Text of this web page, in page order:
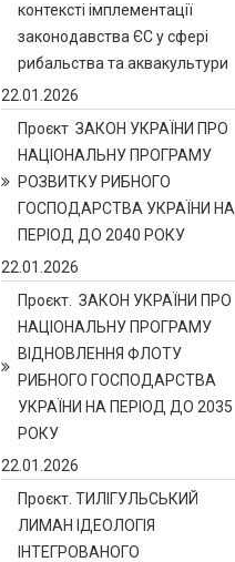
контексті імплементації
законодавства ЄС у сфері
рибальства та аквакультури
22.01.2026
Проєкт ЗАКОН УКРАЇНИ ПРО
НАЦІОНАЛЬНУ ПРОГРАМУ
РОЗВИТКУ РИБНОГО
ГОСПОДАРСТВА УКРАЇНИ НА
ПЕРІОД ДО 2040 РОКУ
22.01.2026
Проєкт. ЗАКОН УКРАЇНИ ПРО
НАЦІОНАЛЬНУ ПРОГРАМУ
ВІДНОВЛЕННЯ ФЛОТУ
РИБНОГО ГОСПОДАРСТВА
УКРАЇНИ НА ПЕРІОД ДО 2035
РОКУ
22.01.2026
Проєкт. ТИЛІГУЛЬСЬКИЙ
ЛИМАН ІДЕОЛОГІЯ
ІНТЕГРОВАНОГО